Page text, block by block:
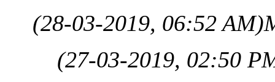
(28-03-2019, 06:52 AM)
(27-03-2019, 02:50